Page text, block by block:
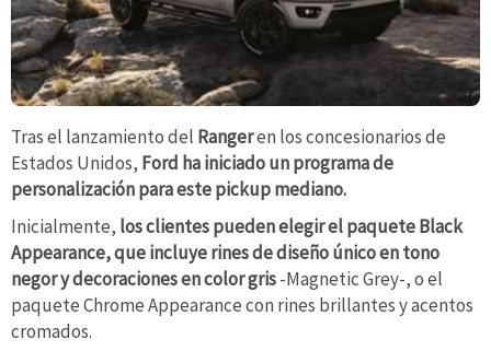
Tras el lanzamiento del Rangeren los concesionarios de
Estados Unidos, Ford ha iniciado un programa de
personalización para este pickup mediano.
Inicialmente, los clientes pueden elegir el paquete Black
Appearance, que incluye rines de diseño único en tono
negor y decoraciones en color gris-Magnetic Grey-, o el
paquete Chrome Appearance con rines brillantes y acentos
cromados.